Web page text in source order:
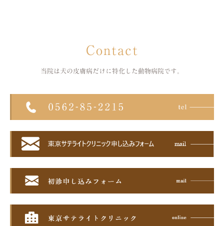
Contact
当院は犬の皮膚病だけに特化した 動物病院です。